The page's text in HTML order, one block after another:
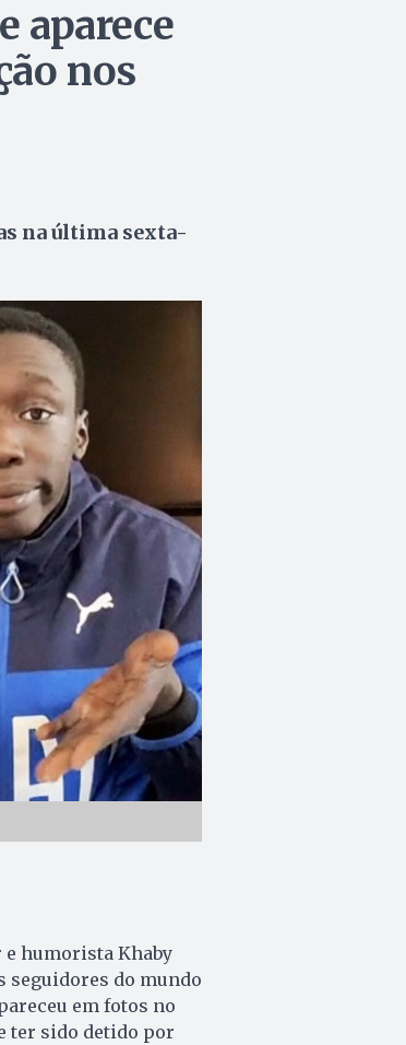
aparece
nos
na última sexta-
humorista Khaby
seguidores do mundo
em fotos no
ter sido detido por